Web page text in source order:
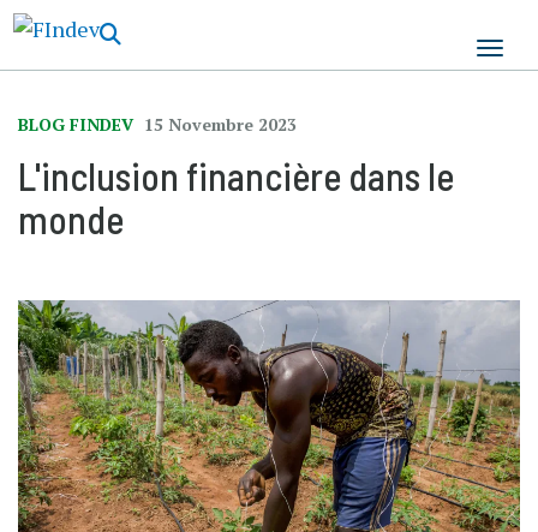
principal
BLOG FINDEV 15 Novembre 2023
L'inclusion financière dans le
monde